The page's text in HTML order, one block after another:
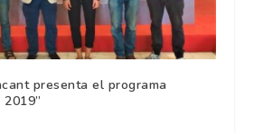
presenta el programa